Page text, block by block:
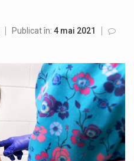
Fostul deputat si primar Cătălin Cherecheș a fost invitat la Horia Nasra Show unde a sustinut o dezbatere pe teme…
Pompierii militari si un echipaj SMURD au intervenit in aceasta dimineata la degajarea unei persoane care a fost găsită spânzurată…
Liceul Ucrainean „Taras Șevcenko” din Sighetu Marmației, singurul liceu din România cu predare în limba ucraineană, are potențialul de a-și…
Proiectul pentru reconstrucția definitivă a podului peste râul Săsar din Baia Mare avansează într-o nouă etapă concretă. După asigurarea finanțării…
Publicat în: 4 mai 2021